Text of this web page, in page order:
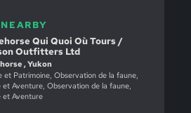
Qui Quoi Où Tours /
Outfitters Ltd
, Yukon
et Patrimoine, Observation de la faune,
et Aventure, Observation de la faune,
et Aventure